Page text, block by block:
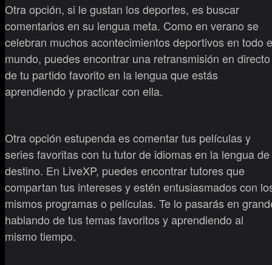
Otra opción, si le gustan los deportes, es buscar
comentarios en su lengua meta. Como en verano se
celebran muchos acontecimientos deportivos en todo
mundo, puedes encontrar una retransmisión en directo
de tu partido favorito en la lengua que estás
aprendiendo y practicar con ella.
Otra opción estupenda es comentar tus películas y
series favoritas con tu tutor de idiomas en la lengua de
destino. En LiveXP, puedes encontrar tutores que
compartan tus intereses y estén entusiasmados con
mismos programas o películas. Te lo pasarás en
hablando de tus temas favoritos y aprendiendo al
mismo tiempo.